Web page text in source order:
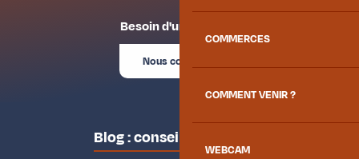
COMMERCES
COMMENT VENIR ?
WEBCAM
Besoin d'un conseil ?
Nous contacter
Blog : conseils des locaux